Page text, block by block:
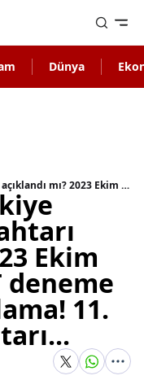
Dünya
Bilgi Sarmal Türkiye Geneli cevap anahtarı açıklandı mı? 2023 Ekim Bilgi Sarmal TYT deneme sonuçları sorgulama! 11. sınıf cevap anahtarı...
Ekim
deneme
11.